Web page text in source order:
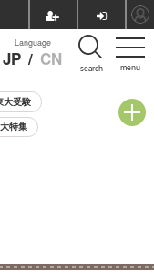
menu
Language
JP / CN search
大受験
特集